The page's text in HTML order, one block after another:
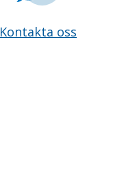
Kontakta oss